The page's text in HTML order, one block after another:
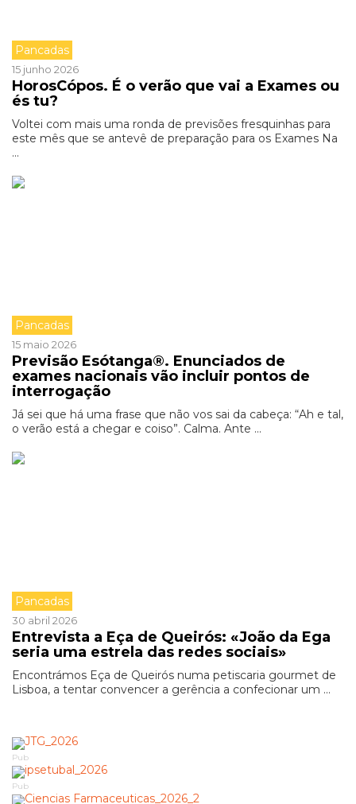
Pancadas
15 junho 2026
HorosCópos. É o verão que vai a Exames ou
és tu?
Voltei com mais uma ronda de previsões fresquinhas para
este mês que se antevê de preparação para os Exames Na
...
Pancadas
15 maio 2026
Previsão Esótanga®. Enunciados de
exames nacionais vão incluir pontos de
interrogação
Já sei que há uma frase que não vos sai da cabeça: “Ah e tal,
o verão está a chegar e coiso”. Calma. Ante ...
Pancadas
30 abril 2026
Entrevista a Eça de Queirós: «João da Ega
seria uma estrela das redes sociais»
Encontrámos Eça de Queirós numa petiscaria gourmet de
Lisboa, a tentar convencer a gerência a confecionar um ...
Pub
Pub